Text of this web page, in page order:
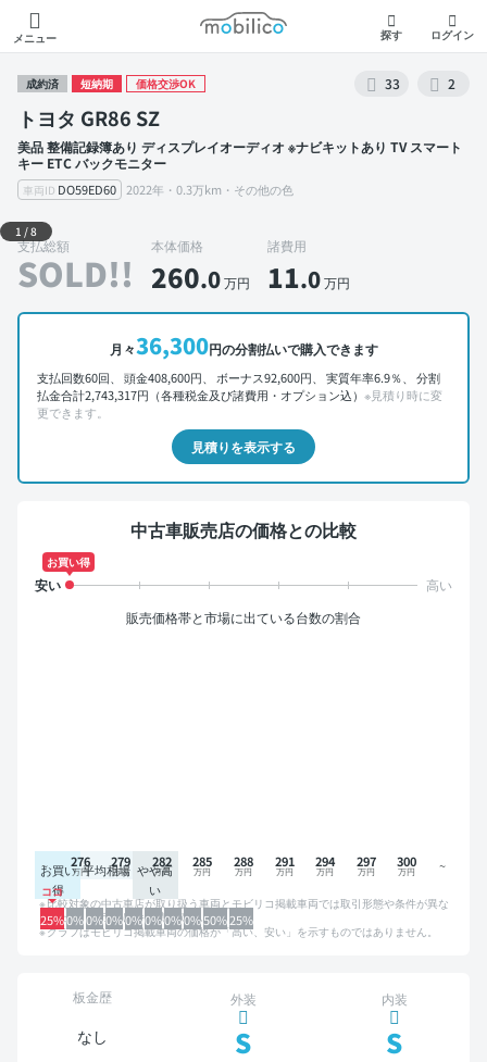
メニュー
モビリコ
探す ログイン
成約済 短納期 価格交渉OK 33 2
トヨタ GR86 SZ
美品 整備記録簿あり ディスプレイオーディオ ※ナビキットあり TV スマート
キー ETC バックモニター
車両ID DO59ED60 2022年・0.3万km・その他の色
外装 左前
1 /8
支払総額
SOLD!!
本体価格
260.0万円
諸費用
11.0万円
月々36,300円の分割払いで購入できます
支払回数60回、 頭金408,600円、 ボーナス92,600円、 実質年率6.9％、 分割
払金合計2,743,317円（各種税金及び諸費用・オプション込） ※見積り時に変
更できます。
見積りを表示する
中古車販売店の価格との比較
お買い得
販売価格帯と市場に出ている台数の割合
お買い
得
平均相場 やや高
い
25%0%0%0%0%0%0%0%50%25%
276 279 282 285 288 291 294 297 300
比較対象の中古車店が取り扱う車両とモビリコ掲載車両では取引形態や条件が異な
るため、グラフは参考情報です。
グラフはモビリコ掲載車両の価格が「高い、安い」を示すものではありません。
板金歴
なし
外装
S
内装
S